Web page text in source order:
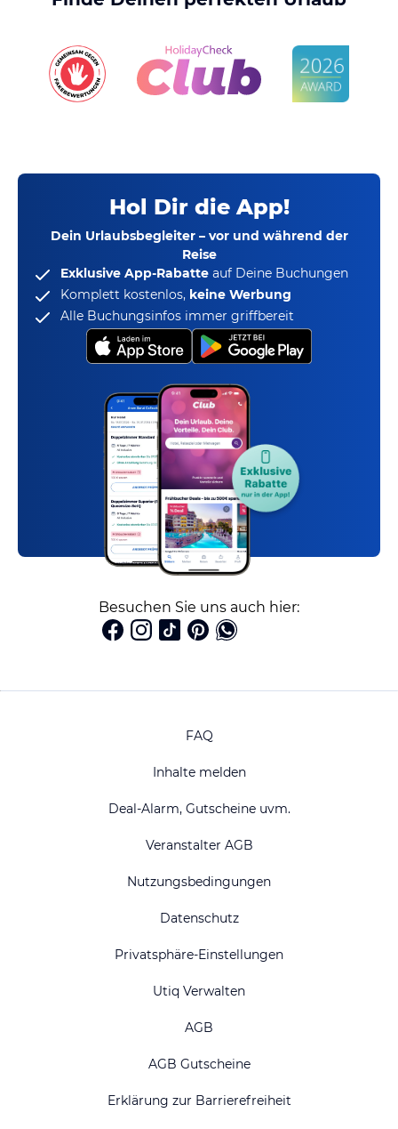
Hol Dir die App!
Dein Urlaubsbegleiter – vor und während der
Reise
Exklusive App-Rabatte auf Deine Buchungen
Komplett kostenlos, keine Werbung
Alle Buchungsinfos immer griffbereit
Besuchen Sie uns auch hier:
FAQ
Inhalte melden
Deal-Alarm, Gutscheine uvm.
Veranstalter AGB
Nutzungsbedingungen
Datenschutz
Privatsphäre-Einstellungen
Utiq Verwalten
AGB
AGB Gutscheine
Erklärung zur Barrierefreiheit